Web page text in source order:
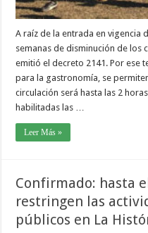
A raíz de la entrada en vigencia
semanas de disminución de los
emitió el decreto 2141. Por ese
para la gastronomía, se
circulación será hasta las 2
habilitadas las …
Leer Más »
Confirmado: hasta
restringen las
públicos en La